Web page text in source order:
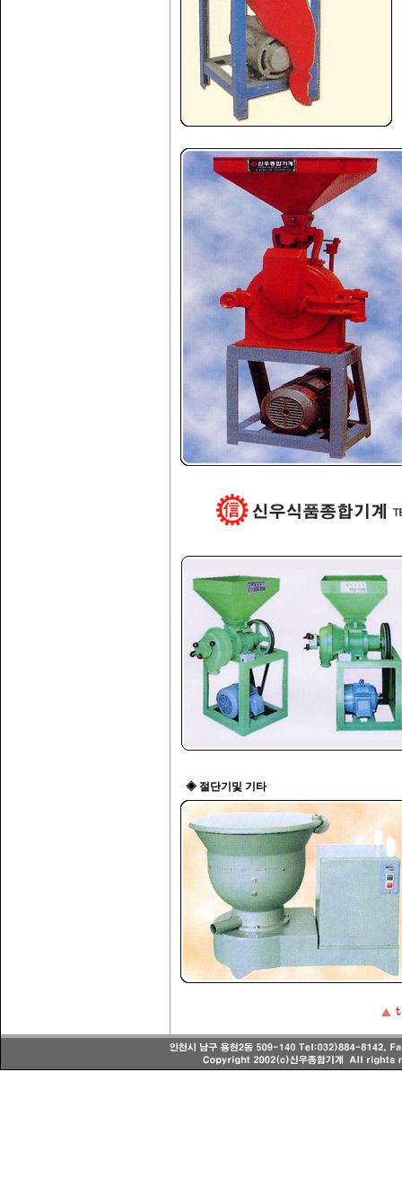
◈ 절단기및 기타